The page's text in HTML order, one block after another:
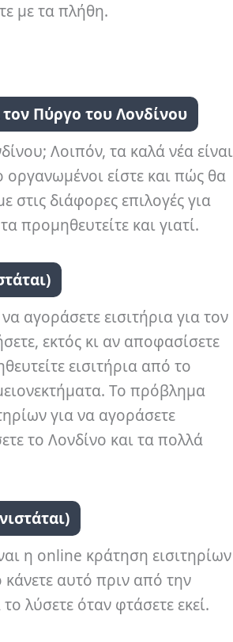
με τα πλήθη.
τον Πύργο του Λονδίνου
Λοιπόν, τα καλά νέα είναι
οργανωμένοι είστε και πώς θα
διάφορες επιλογές για
προμηθευτείτε και γιατί.
αγοράσετε εισιτήρια για τον
εκτός κι αν αποφασίσετε
εισιτήρια από το
Το πρόβλημα
για να αγοράσετε
το Λονδίνο και τα πολλά
η online κράτηση εισιτηρίων
αυτό πριν από την
λύσετε όταν φτάσετε εκεί.